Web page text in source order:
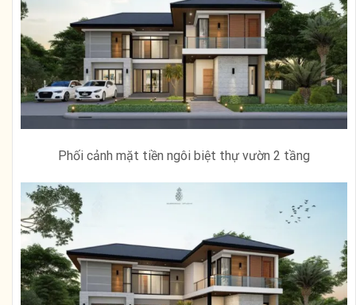
Phối cảnh mặt tiền ngôi biệt thự vườn 2 tầng